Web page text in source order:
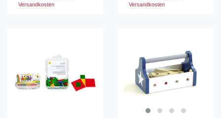
Versandkosten
Versandkosten